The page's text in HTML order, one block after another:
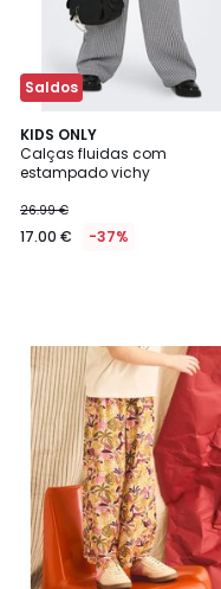
Saldos
KIDS ONLY
Calças fluidas com
estampado vichy
26.99 €
17.00 € -37%